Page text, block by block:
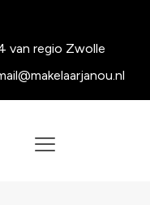
van regio Zwolle